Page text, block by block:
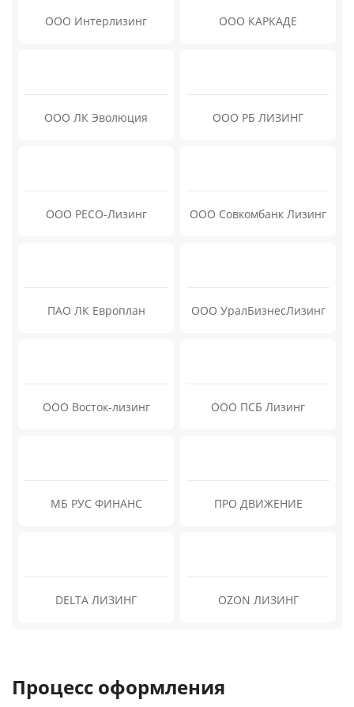
ООО Интерлизинг ООО КАРКАДЕ
ООО ЛК Эволюция ООО РБ ЛИЗИНГ
ООО РЕСО-Лизинг ООО Совкомбанк Лизинг
ПАО ЛК Европлан ООО УралБизнесЛизинг
ООО Восток-лизинг ООО ПСБ Лизинг
МБ РУС ФИНАНС ПРО ДВИЖЕНИЕ
DELTA ЛИЗИНГ OZON ЛИЗИНГ
Процесс оформления